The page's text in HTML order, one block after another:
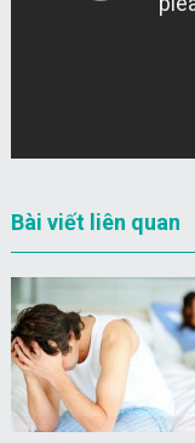
Bài viết liên quan